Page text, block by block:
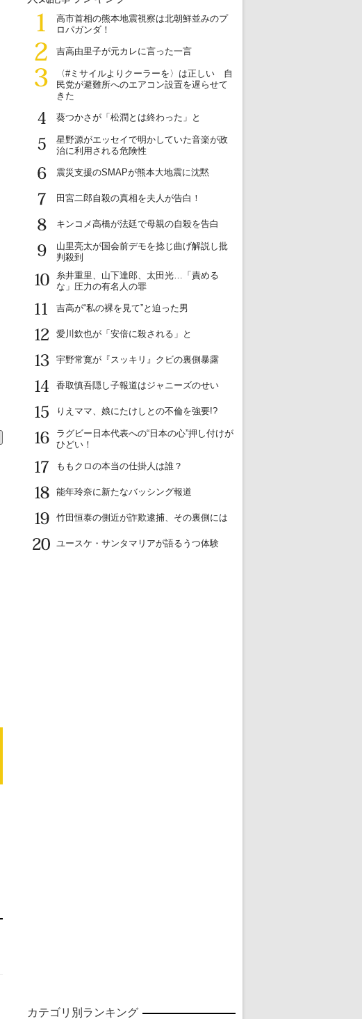
1
高市首相の熊本地震視察は北朝鮮並みのプ
ロパガンダ！
2
吉高由里子が元カレに言った一言
3
〈#ミサイルよりクーラーを〉は正しい 自
民党が避難所へのエアコン設置を遅らせて
きた
4
葵つかさが「松潤とは終わった」と
5
星野源がエッセイで明かしていた音楽が政
治に利用される危険性
6
震災支援のSMAPが熊本大地震に沈黙
7
田宮二郎自殺の真相を夫人が告白！
8
キンコメ高橋が法廷で母親の自殺を告白
9
山里亮太が国会前デモを捻じ曲げ解説し批
判殺到
10
糸井重里、山下達郎、太田光…「責める
な」圧力の有名人の罪
11
吉高が“私の裸を見て”と迫った男
12
愛川欽也が「安倍に殺される」と
13
宇野常寛が『スッキリ』クビの裏側暴露
14
香取慎吾隠し子報道はジャニーズのせい
15
りえママ、娘にたけしとの不倫を強要!?
16
ラグビー日本代表への“日本の心”押し付けが
ひどい！
17
ももクロの本当の仕掛人は誰？
18
能年玲奈に新たなバッシング報道
19
竹田恒泰の側近が詐欺逮捕、その裏側には
20
ユースケ・サンタマリアが語るうつ体験
カテゴリ別ランキング